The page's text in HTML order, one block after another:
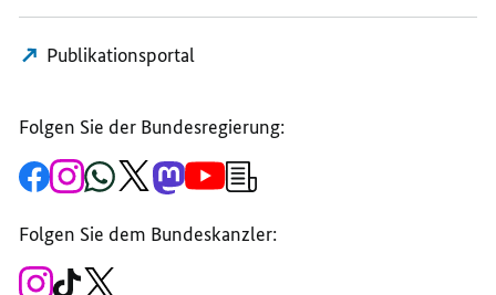
Publikationsportal
Folgen Sie der Bundesregierung:
Zur
Facebook-
Bundesregierung
Zum
Instagram-
Bundesregierung
Zum
WhatsApp-
Bundesregierung
Zum
X-
Regierungssprechers
Zum
Mastodon-
Bundesregierung
Zum
YouTube-
Bundesregierung
Anmeldung
Folgen Sie dem Bundeskanzler:
ZumZum